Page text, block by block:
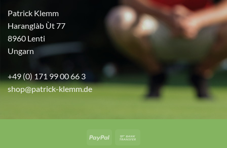
Patrick Klemm
Haranglàb Ùt 77
8960 Lenti
Ungarn
+49 (0) 171 99 00 66 3
shop@patrick-klemm.de
PayPal